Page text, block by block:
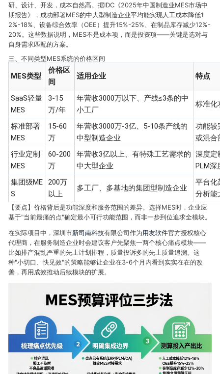
研、设计、开发，成本自然高。据IDC《2025年中国制造业MES市场中
期报告》，成功部署MES的中大型制造企业平均能实现人工成本降低1
2%-18%、设备综合效率（OEE）提升15%-25%、在制品库存减少12%-
20%。这些数据说明，MES不是成本项，而是投资项——关键是选对与
自身需求匹配的方案。
三、不同类型MES系统的价格区间
MES类型
价格区
间
适用企业 特点
SaaS轻量
MES
3-15
万/年
年营收3000万以下、产线≤3条的中
小工厂
标准化
标准部署
MES
15-60
万
年营收3000万-3亿、5-10条产线的
中型制造企业
功能较
或混合
行业定制
MES
60-200
万
年营收3亿以上、有特殊工艺需求的
中大型企业
深度定
PLM深
集团级ME
S
200万
以上
多工厂、多基地的集团型制造企业
平台化
分析能
【要点】价格背后是功能深度和服务范围的差异。选择MES时，企业应
基于"当前最痛的点"确定最小可行功能范围，而非一步到位追求全模块。
在实际项目中，深圳市新司南科技有限公司作为用友软件官方授权核心
代理商，在服务制造企业时会建议客户先聚焦一两个核心痛点模块——
比如排产混乱严重的先上计划排程，质量投诉多的先上质量追溯。这
种"小切口、快见效"的策略能够让企业在3-6个月内看到实实在在的改
善，再用成效推动后续模块的扩展。